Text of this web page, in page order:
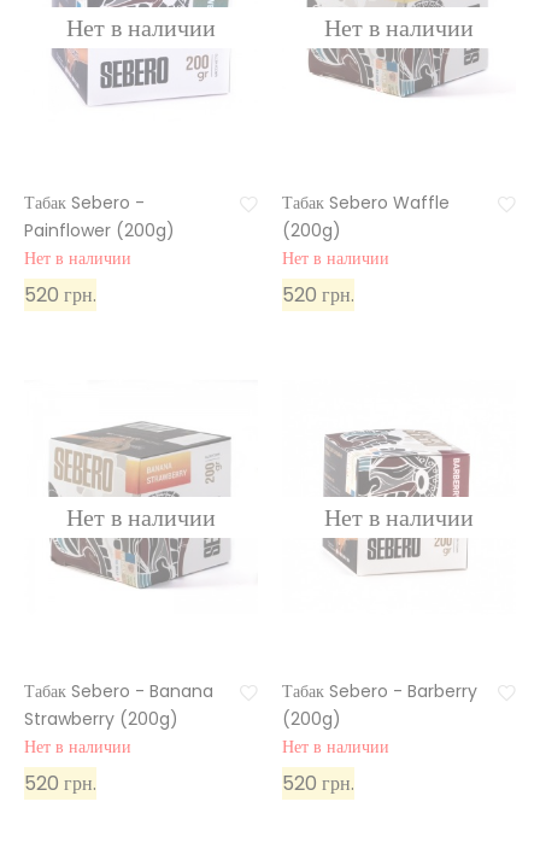
Табак Sebero -
Painflower (200g)
Нет в наличии
520 грн.
Табак Sebero Waffle
(200g)
Нет в наличии
520 грн.
Табак Sebero - Banana
Strawberry (200g)
Нет в наличии
520 грн.
Табак Sebero - Barberry
(200g)
Нет в наличии
520 грн.